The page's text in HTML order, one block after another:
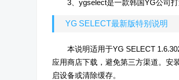
3、ygselect是一款韩国YG公司
YG SELECT最新版特别说明
本说明适用于YG SELECT
应用商店下载，避免第三方渠道。安
启设备或清除缓存。